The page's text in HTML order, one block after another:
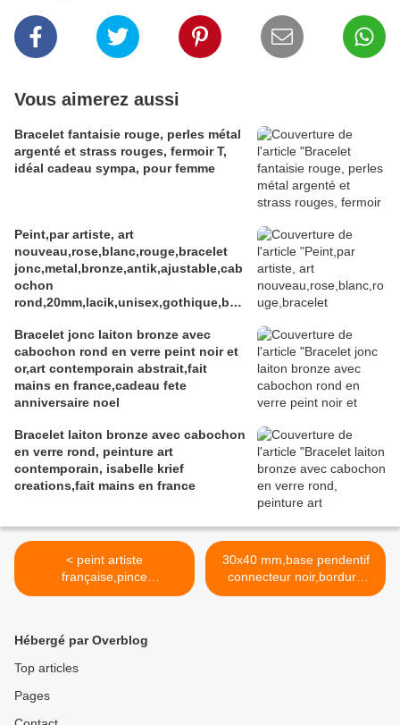
Vous aimerez aussi
Bracelet fantaisie rouge, perles métal
argenté et strass rouges, fermoir T,
idéal cadeau sympa, pour femme
Peint,par artiste, art
nouveau,rose,blanc,rouge,bracelet
jonc,metal,bronze,antik,ajustable,cab
ochon
rond,20mm,lacik,unisex,gothique,boh
Bracelet jonc laiton bronze avec
cabochon rond en verre peint noir et
or,art contemporain abstrait,fait
mains en france,cadeau fete
anniversaire noel
Bracelet laiton bronze avec cabochon
en verre rond, peinture art
contemporain, isabelle krief
creations,fait mains en france
< peint artiste
française,pince
cravate,rouge violet
originale,fait mains en
france,cadeau
homme,accessoire costume
30x40 mm,base pendentif
connecteur noir,bordure
coquillage marins,collage
Hébergé par Overblog
Top articles
Pages